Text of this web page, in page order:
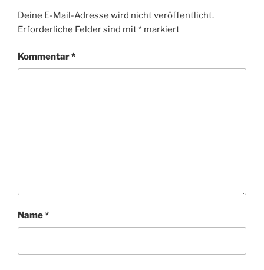
Deine E-Mail-Adresse wird nicht veröffentlicht.
Erforderliche Felder sind mit* markiert
Kommentar*
Name*